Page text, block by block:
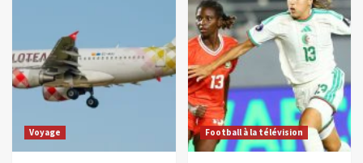
Voyage Football à la télévision